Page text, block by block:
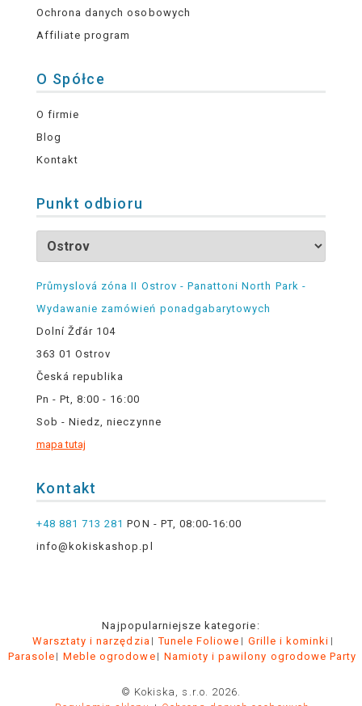
Ochrona danych osobowych
Affiliate program
O Spółce
O firmie
Blog
Kontakt
Punkt odbioru
Průmyslová zóna II Ostrov - Panattoni North Park -
Wydawanie zamówień ponadgabarytowych
Dolní Žďár 104
363 01 Ostrov
Česká republika
Pn - Pt, 8:00 - 16:00
Sob - Niedz, nieczynne
mapa tutaj
Kontakt
+48 881 713 281 PON - PT, 08:00-16:00
info@kokiskashop.pl
Najpopularniejsze kategorie:
Warsztaty i narzędzia
Tunele Foliowe
Grille i kominki
Parasole
Meble ogrodowe Namioty i pawilony ogrodowe Party
© Kokiska, s.r.o. 2026.